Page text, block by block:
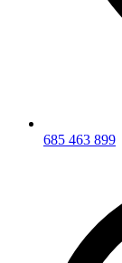
685 463 899